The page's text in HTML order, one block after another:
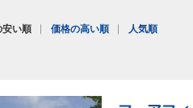
安い順 価格の高い順 人気順